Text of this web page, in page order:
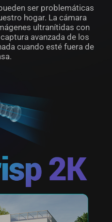
ser problemáticas
hogar. La cámara
ultranítidas con
avanzada de los
cuando esté fuera de